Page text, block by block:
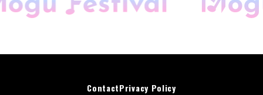
ContactPrivacy Policy